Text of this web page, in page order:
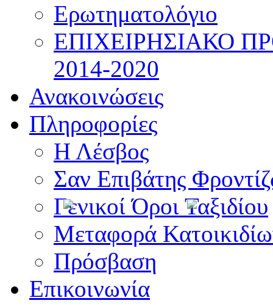
Ερωτηματολόγιο
ΕΠΙΧΕΙΡΗΣΙΑΚΟ
2014-2020
Ανακοινώσεις
Πληροφορίες
Η Λέσβος
Σαν Επιβάτης
Γενικοί Όροι Ταξιδίου
Μεταφορά
Πρόσβαση
Επικοινωνία